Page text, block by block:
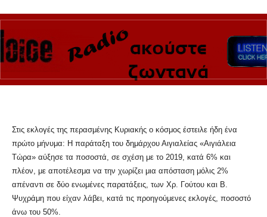
Στις εκλογές της περασμένης Κυριακής ο κόσμος έστειλε ήδη ένα
πρώτο μήνυμα: Η παράταξη του δημάρχου Αιγιαλείας «Αιγιάλεια
Τώρα» αύξησε τα ποσοστά, σε σχέση με το 2019, κατά 6% και
πλέον, με αποτέλεσμα να την χωρίζει μια απόσταση μόλις 2%
απέναντι σε δύο ενωμένες παρατάξεις, των Χρ. Γούτου και Β.
Ψυχράμη που είχαν λάβει, κατά τις προηγούμενες εκλογές, ποσοστό
άνω του 50%.